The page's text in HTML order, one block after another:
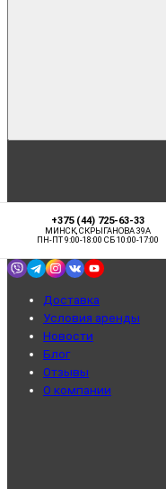
+375 (44) 725-63-33
МИНСК, СКРЫГАНОВА 39А
ПН-ПТ 9:00-18:00 СБ 10:00-17:00
Доставка
Условия аренды
Новости
Блог
Отзывы
О компании